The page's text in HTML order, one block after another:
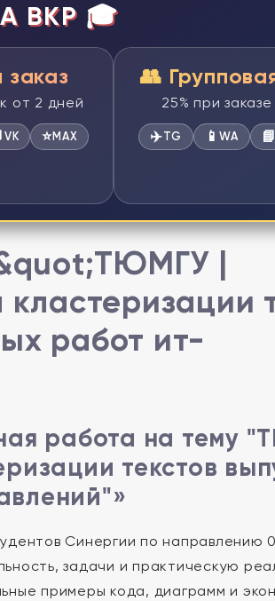
ВКР 🎓
заказ
от 2 дней
VK ⭐MAX
👥
25% при
✈️TG 📱WA 📘
|
работ ит-
работа на тему
текстов
Синергии по направлению
задачи и практическую
примеры кода, диаграмм и